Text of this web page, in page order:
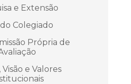
e Extensão
Colegiado
Própria de
Visão e Valores